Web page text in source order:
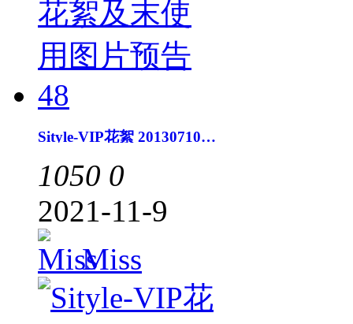
Sityle-VIP花絮 20130710花絮及末使用图片预告48
1050 0
2021-11-9
Miss